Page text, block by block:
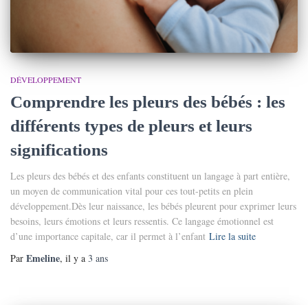
DÉVELOPPEMENT
Comprendre les pleurs des bébés : les
différents types de pleurs et leurs
significations
Les pleurs des bébés et des enfants constituent un langage à part entière,
un moyen de communication vital pour ces tout-petits en plein
développement.Dès leur naissance, les bébés pleurent pour exprimer leurs
besoins, leurs émotions et leurs ressentis. Ce langage émotionnel est
d’une importance capitale, car il permet à l’enfant Lire la suite
Par Emeline, il y a 3 ans